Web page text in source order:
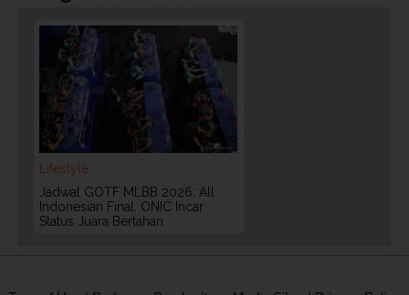
Lifestyle
Jadwal GOTF MLBB 2026: All
Indonesian Final, ONIC Incar
Status Juara Bertahan